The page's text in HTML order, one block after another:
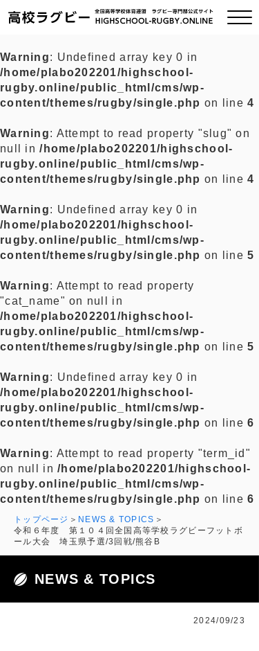
ご挨拶
全国チーム紹介
プライバシーポリシー
お問い合わせ
Warning: Undefined array key 0 in
/home/plabo202201/highschool-
rugby.online/public_html/cms/wp-
content/themes/rugby/single.php on line4
Warning: Attempt to read property "slug" on
null in/home/plabo202201/highschool-
rugby.online/public_html/cms/wp-
content/themes/rugby/single.php on line4
Warning: Undefined array key 0 in
/home/plabo202201/highschool-
rugby.online/public_html/cms/wp-
content/themes/rugby/single.php on line5
Warning: Attempt to read property
"cat_name" on null in
/home/plabo202201/highschool-
rugby.online/public_html/cms/wp-
content/themes/rugby/single.php on line5
Warning: Undefined array key 0 in
/home/plabo202201/highschool-
rugby.online/public_html/cms/wp-
content/themes/rugby/single.php on line6
Warning: Attempt to read property "term_id"
on null in/home/plabo202201/highschool-
rugby.online/public_html/cms/wp-
content/themes/rugby/single.php on line6
トップページ
NEWS & TOPICS
令和６年度 第１０４回全国高等学校ラグビーフットボ
ール大会 埼玉県予選/3回戦/熊谷B
NEWS & TOPICS
2024/09/23